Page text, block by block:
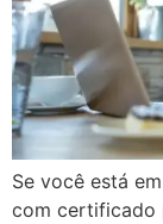
Se você está
com certificado